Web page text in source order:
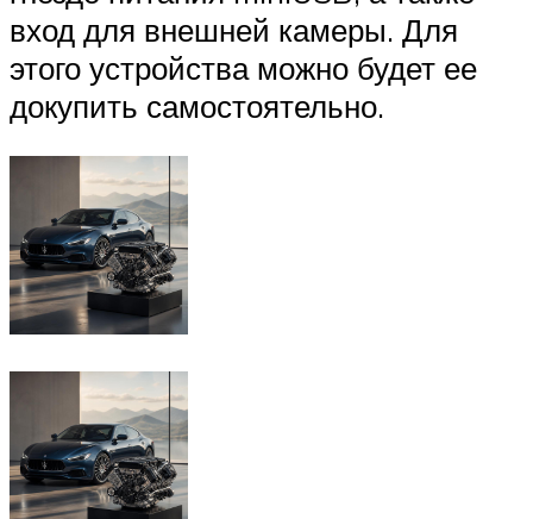
вход для внешней камеры. Для
этого устройства можно будет ее
докупить самостоятельно.